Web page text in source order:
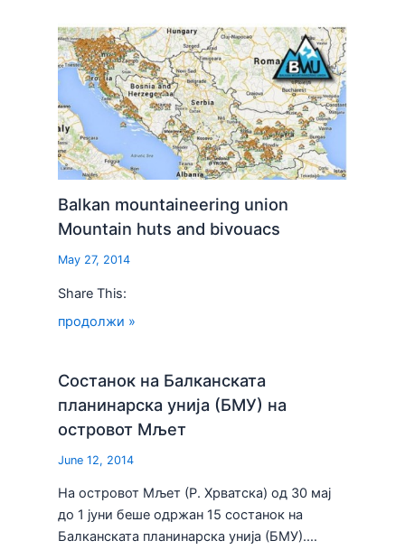
Balkan mountaineering union
Mountain huts and bivouacs
May 27, 2014
Share This:
продолжи »
Состанок на Балканската
планинарска унија (БМУ) на
островот Мљет
June 12, 2014
На островот Мљет (Р. Хрватска) од 30 мај
до 1 јуни беше одржан 15 состанок на
Балканската планинарска унија (БМУ).…